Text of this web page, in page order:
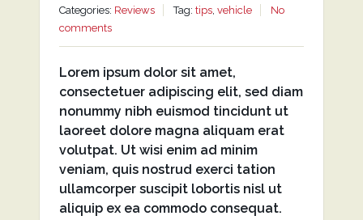
Categories: Reviews Tag: tips, vehicle
No
comments
Lorem ipsum dolor sit amet,
consectetuer adipiscing elit, sed diam
nonummy nibh euismod tincidunt ut
laoreet dolore magna aliquam erat
volutpat. Ut wisi enim ad minim
veniam, quis nostrud exerci tation
ullamcorper suscipit lobortis nisl ut
aliquip ex ea commodo consequat.